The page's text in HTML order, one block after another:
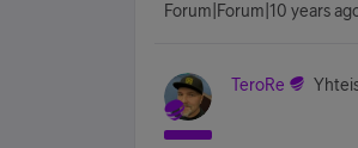
Forum|Forum|10 years
TeroRe